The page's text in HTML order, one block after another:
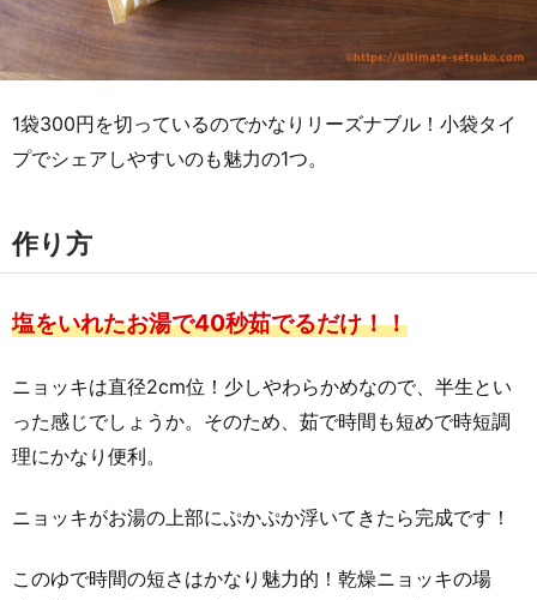
1袋300円を切っているのでかなりリーズナブル！小袋タイ
プでシェアしやすいのも魅力の1つ。
作り方
塩をいれたお湯で40秒茹でるだけ！！
ニョッキは直径2cm位！少しやわらかめなので、半生とい
った感じでしょうか。そのため、茹で時間も短めで時短調
理にかなり便利。
ニョッキがお湯の上部にぷかぷか浮いてきたら完成です！
このゆで時間の短さはかなり魅力的！乾燥ニョッキの場